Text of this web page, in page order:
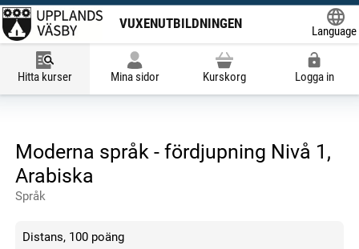
VUXENUTBILDNINGEN
Language
Hitta kurser Mina sidor Kurskorg Logga in
Moderna språk - fördjupning Nivå 1,
Arabiska
Språk
Distans, 100 poäng